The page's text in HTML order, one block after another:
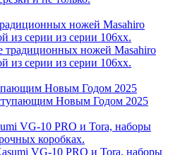
ножей Masahiro
из серии из серии 106хх.
Новым Годом 2025
VG-10 PRO и Tora, наборы
коробках.